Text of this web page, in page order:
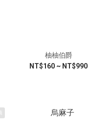
柚柚伯爵
NT$160 ~ NT$990